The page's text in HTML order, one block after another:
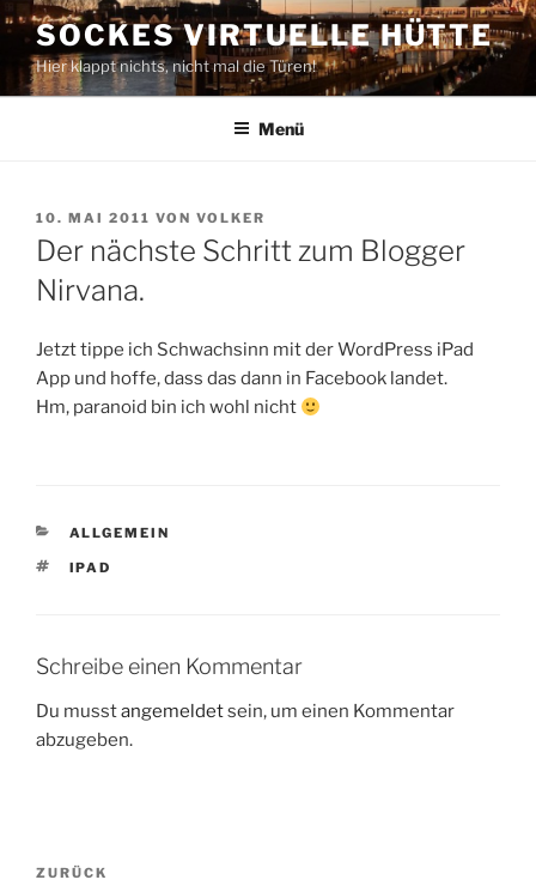
Zum
Inhalt
springen
SOCKES VIRTUELLE HÜTTE
Hier klappt nichts, nicht mal die Türen!
Menü
VERÖFFENTLICHT
AM
10. MAI 2011 VON VOLKER
Der nächste Schritt zum Blogger
Nirvana.
Jetzt tippe ich Schwachsinn mit der WordPress iPad
App und hoffe, dass das dann in Facebook landet.
Hm, paranoid bin ich wohl nicht
KATEGORIEN
ALLGEMEIN
SCHLAGWÖRTER
IPAD
Schreibe einen Kommentar
Du musstangemeldetsein, um einen Kommentar
abzugeben.
Beitragsnavigation
Vorheriger
ZURÜCK